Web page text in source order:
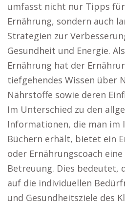
umfasst nicht nur Tipps
Ernährung, sondern auch
Strategien zur
Gesundheit und Energie.
Ernährung hat der
tiefgehendes Wissen über
Nährstoffe sowie deren
Im Unterschied zu den
Informationen, die man im
Büchern erhält, bietet ein
oder Ernährungscoach
Betreuung. Dies bedeutet,
auf die individuellen
und Gesundheitsziele des